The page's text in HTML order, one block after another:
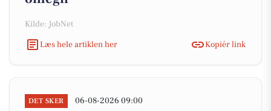
Kilde: JobNet
Læs hele artiklen her
Kopiér link
DET SKER 06-08-2026 09:00